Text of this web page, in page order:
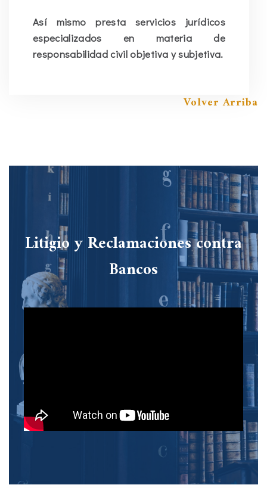
Así mismo presta servicios jurídicos
especializados en materia de
responsabilidad civil objetiva y subjetiva.
Volver Arriba
Litigio y Reclamaciones contra
Bancos